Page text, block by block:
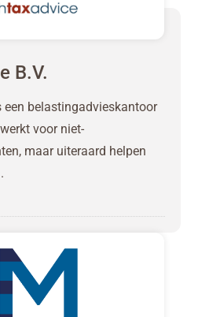
B.V.
een belastingadvieskantoor
voor niet-
maar uiteraard helpen